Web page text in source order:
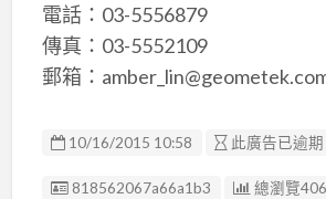
電話：03-5556879
傳真：03-5552109
郵箱：
10/16/2015 10:58 此廣告已逾期
廣告编號
818562067a66a1b3 總瀏覽